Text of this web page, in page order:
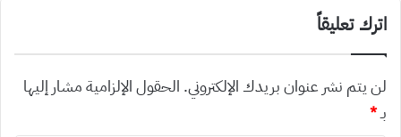
اترك تعليقاً
لن يتم نشر عنوان بريدك الإلكتروني. الحقول الإلزامية مشار إليها
بـ*